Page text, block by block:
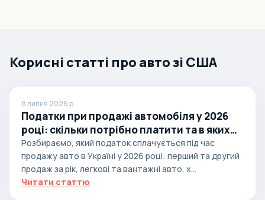
Корисні статті про авто зі США
8 липня 2026 р.
Податки при продажі автомобіля у 2026
році: скільки потрібно платити та в яких
випадках
Розбираємо, який податок сплачується під час
продажу авто в Україні у 2026 році: перший та другий
продаж за рік, легкові та вантажні авто, х...
Читати статтю